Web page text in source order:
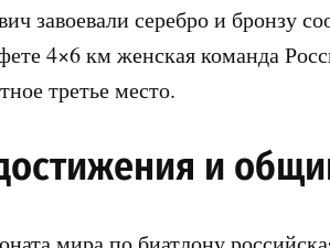
завоевали серебро и бронзу
4×6 км женская команда
третье место.
и